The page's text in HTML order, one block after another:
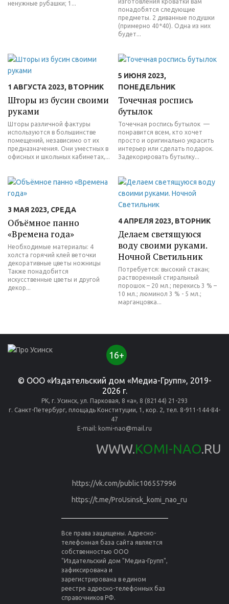
ненужные рубашки; 1...
понадобятся следующие
предметы. 2 диванные подушки
(примерно 40*40). Одна из них
будет...
1 АВГУСТА 2023, ВТОРНИК
Шторы из бусин своими
руками
Шторы различной фактуры
используются в большинстве
помещений, независимо от их
предназначения. Они уместных в
офисных и школьных кабинетах,...
5 ИЮНЯ 2023,
ПОНЕДЕЛЬНИК
Точечная роспись
бутылок
Точечная роспись бутылок —
понравится всем, кто хочет
просто и оригинально украсить
интерьер или сделать подарок.
Задекорировать бутылку...
3 МАЯ 2023, СРЕДА
Объёмное панно
«Времена года»
Необходимые материалы: 4
холста горячий клей веточки
декоративные цветы ножницы
Также понадобится
искусственные цветы и другой
декор...
4 АПРЕЛЯ 2023, ВТОРНИК
Делаем светящуюся
воду своими руками.
Ночной Светильник
Потребуется: высокий стакан;
растворенный стиральный
порошок – 20 мл.; перекись 3 % –
10 мл.; люминол 3 % - 5 мл.;
марганцовка...
16+
© ООО «Издательский дом «Медиа-Групп», 2019-
2026 г.
РК, г. Усинск, ул. Парковая, 8 «а», 8 (82144) 21-293
г. Санкт-Петербург, площадь Конституции, 1, кор. 2, тел. 8-911-144-84-
47
E-mail: komi-nao@mail.ru
WWW.KOMI-NAO.RU
https://vk.com/public106557996
https://t.me/ProUsinsk_komi_nao_ru
Все права защищены. Адресно-
телефонная база сайта является
собственностью ООО
"Издательский дом "Медиа-Групп",
зафиксирована и
зарегистрирована в едином
реестре адресно-телефонных баз
справочников РФ.